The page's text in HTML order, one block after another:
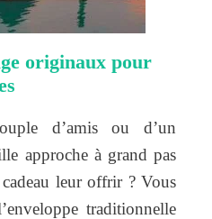
originaux pour
d’amis ou d’un
approche à grand pas
leur offrir ? Vous
traditionnelle